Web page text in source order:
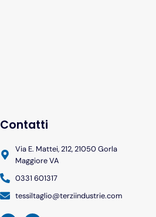
Contatti
Via E. Mattei, 212, 21050 Gorla
Maggiore VA
0331 601317
tessiltaglio@terziindustrie.com